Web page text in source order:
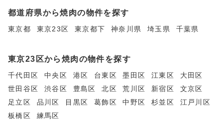
都道府県から焼肉の物件を探す
東京都 東京23区 東京都下 神奈川県 埼玉県 千葉県
東京23区から焼肉の物件を探す
千代田区 中央区 港区 台東区 墨田区 江東区
大田区
世田谷区
渋谷区 豊島区 北区 荒川区 新宿区
文京区
足立区
品川区 目黒区 葛飾区 中野区 杉並区
江戸川区
板橋区
練馬区